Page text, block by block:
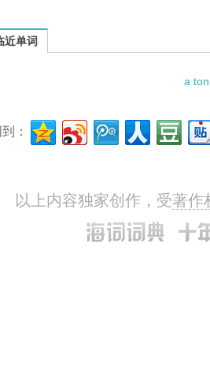
的相关资料：
近单词
a
：
以上内容独家创作，受著作